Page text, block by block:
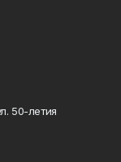
50-летия